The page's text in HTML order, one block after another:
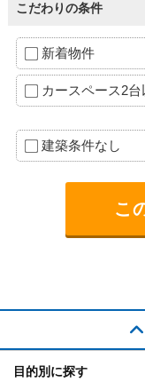
こだわりの条件
新着物件
カースペース2台
建築条件なし
目的別に探す